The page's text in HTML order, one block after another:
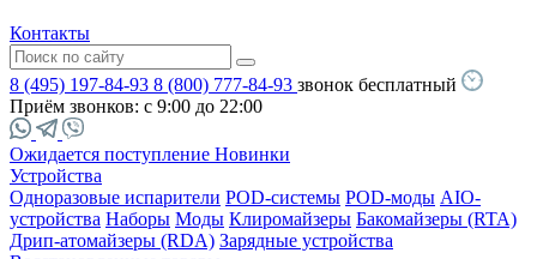
Контакты
8 (495) 197-84-93 8 (800) 777-84-93 звонок бесплатный
Приём звонков: с 9:00 до 22:00
Ожидается поступление Новинки
Устройства
Одноразовые испарители POD-системы POD-моды AIO-
устройства Наборы Моды Клиромайзеры Бакомайзеры (RTA)
Дрип-атомайзеры (RDA) Зарядные устройства